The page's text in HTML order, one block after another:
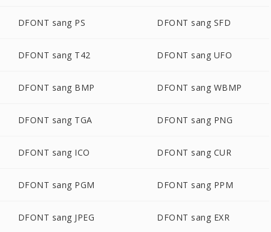
DFONT sang PS DFONT sang SFD
DFONT sang T42 DFONT sang UFO
DFONT sang BMP DFONT sang WBMP
DFONT sang TGA DFONT sang PNG
DFONT sang ICO DFONT sang CUR
DFONT sang PGM DFONT sang PPM
DFONT sang JPEG DFONT sang EXR